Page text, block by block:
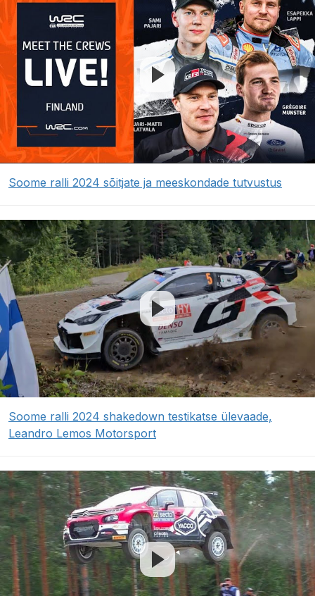
Soome ralli 2024 sõitjate ja meeskondade tutvustus
Soome ralli 2024 shakedown testikatse ülevaade,
Leandro Lemos Motorsport